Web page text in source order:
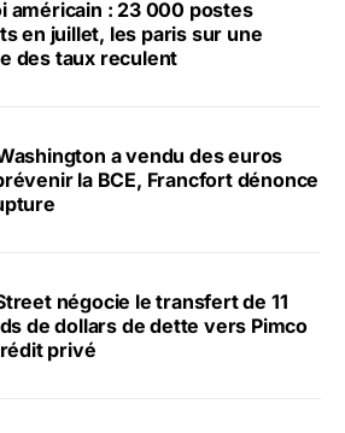
américain : 23 000 postes
en juillet, les paris sur une
des taux reculent
a vendu des euros
la BCE, Francfort dénonce
négocie le transfert de 11
de dollars de dette vers Pimco
privé